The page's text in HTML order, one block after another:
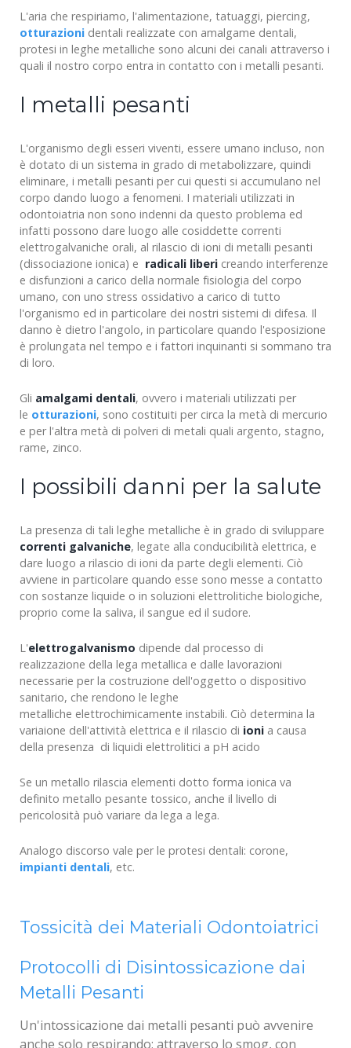
L'aria che respiriamo, l'alimentazione, tatuaggi, piercing,
otturazioni dentali realizzate con amalgame dentali,
protesi in leghe metalliche sono alcuni dei canali attraverso i
quali il nostro corpo entra in contatto con i metalli pesanti.
I metalli pesanti
L'organismo degli esseri viventi, essere umano incluso, non
è dotato di un sistema in grado di metabolizzare, quindi
eliminare, i metalli pesanti per cui questi si accumulano nel
corpo dando luogo a fenomeni. I materiali utilizzati in
odontoiatria non sono indenni da questo problema ed
infatti possono dare luogo alle cosiddette correnti
elettrogalvaniche orali, al rilascio di ioni di metalli pesanti
(dissociazione ionica) e radicali liberi creando interferenze
e disfunzioni a carico della normale fisiologia del corpo
umano, con uno stress ossidativo a carico di tutto
l'organismo ed in particolare dei nostri sistemi di difesa. Il
danno è dietro l'angolo, in particolare quando l'esposizione
è prolungata nel tempo e i fattori inquinanti si sommano tra
di loro.
Gli amalgami dentali, ovvero i materiali utilizzati per
le otturazioni, sono costituiti per circa la metà di mercurio
e per l'altra metà di polveri di metali quali argento, stagno,
rame, zinco.
I possibili danni per la salute
La presenza di tali leghe metalliche è in grado di sviluppare
correnti galvaniche, legate alla conducibilità elettrica, e
dare luogo a rilascio di ioni da parte degli elementi. Ciò
avviene in particolare quando esse sono messe a contatto
con sostanze liquide o in soluzioni elettrolitiche biologiche,
proprio come la saliva, il sangue ed il sudore.
L'elettrogalvanismo dipende dal processo di
realizzazione della lega metallica e dalle lavorazioni
necessarie per la costruzione dell'oggetto o dispositivo
sanitario, che rendono le leghe
metalliche elettrochimicamente instabili. Ciò determina la
variaione dell'attività elettrica e il rilascio di ioni a causa
della presenza di liquidi elettrolitici a pH acido
Se un metallo rilascia elementi dotto forma ionica va
definito metallo pesante tossico, anche il livello di
pericolosità può variare da lega a lega.
Analogo discorso vale per le protesi dentali: corone,
impianti dentali, etc.
Tossicità dei Materiali Odontoiatrici
Protocolli di Disintossicazione dai
Metalli Pesanti
Un'intossicazione dai metalli pesanti può avvenire
anche solo respirando; attraverso lo smog, con